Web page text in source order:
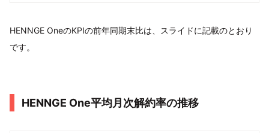
HENNGE OneのKPIの前年同期末比は、スライドに記載のとおり
です。
HENNGE One平均月次解約率の推移